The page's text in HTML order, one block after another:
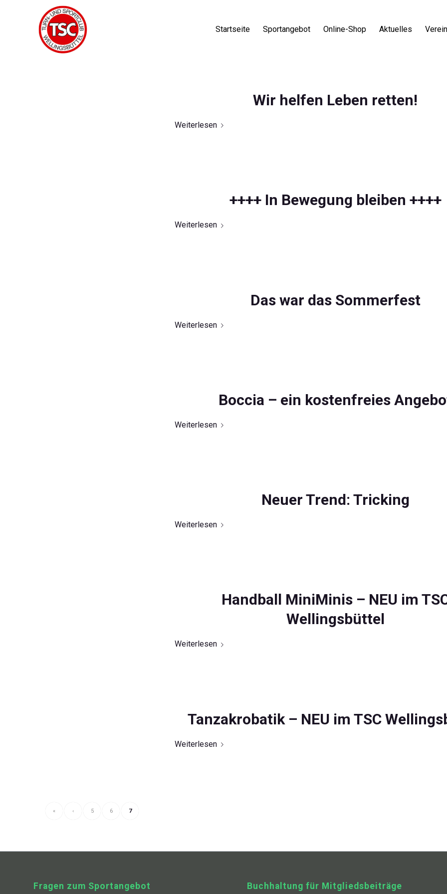
Startseite Sportangebot Online-Shop Aktuelles Verein
Wir helfen Leben retten!
Weiterlesen
++++ In Bewegung bleiben ++++
Weiterlesen
Das war das Sommerfest
Weiterlesen
Boccia – ein kostenfreies
Weiterlesen
Neuer Trend: Tricking
Weiterlesen
Handball MiniMinis – NEU im
Wellingsbüttel
Weiterlesen
Tanzakrobatik – NEU im TSC
Weiterlesen
« ‹ 5 6 7
Fragen zum Sportangebot Buchhaltung für Mitgliedsbeiträge